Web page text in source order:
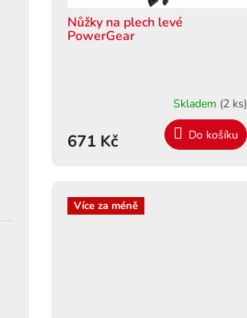
Nůžky na plech levé
PowerGear
Skladem (2 ks)
671 Kč Do košíku
Více za méně